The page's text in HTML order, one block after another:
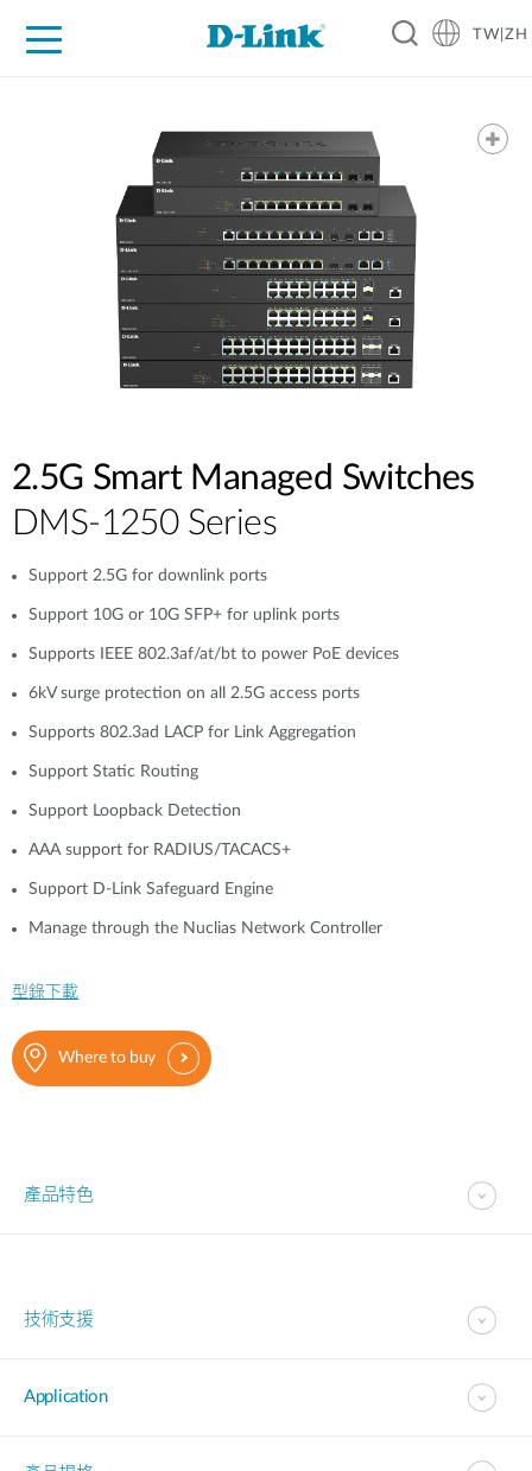
TW|ZH
2.5G Smart Managed Switches
DMS-1250 Series
Support 2.5G for downlink ports
Support 10G or 10G SFP+ for uplink ports
Supports IEEE 802.3af/at/bt to power PoE devices
6kV surge protection on all 2.5G access ports
Supports 802.3ad LACP for Link Aggregation
Support Static Routing
Support Loopback Detection
AAA support for RADIUS/TACACS+
Support D-Link Safeguard Engine
Manage through the Nuclias Network Controller
型錄下載
Where to buy
產品特色
技術支援
Application